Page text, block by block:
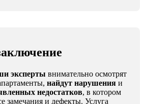
эксперты внимательно осмотрят
найдут нарушения и
недостатков, в котором
замечания и дефекты. Услуга